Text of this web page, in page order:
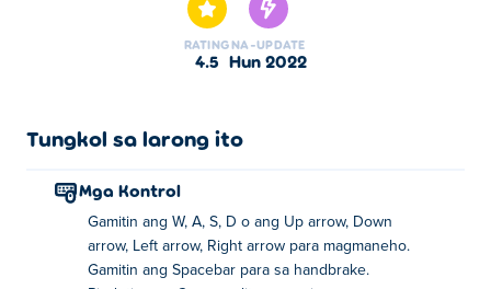
RATING
4.5
NA-UPDATE
Hun 2022
Tungkol sa larong ito
Mga Kontrol
Gamitin ang W, A, S, D o ang Up arrow, Down
arrow, Left arrow, Right arrow para magmaneho.
Gamitin ang Spacebar para sa handbrake.